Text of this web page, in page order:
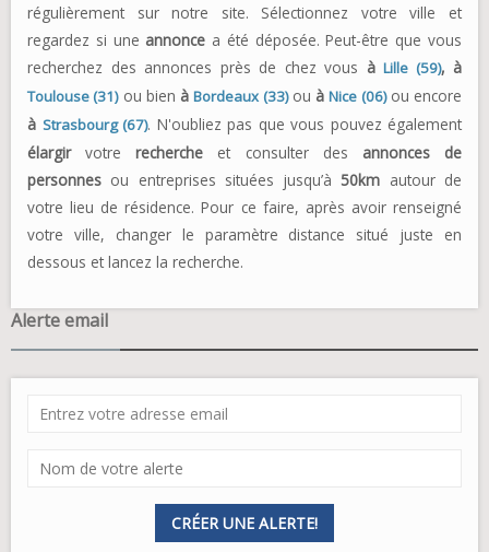
régulièrement sur notre site. Sélectionnez votre ville et
regardez si une annonce a été déposée. Peut-être que vous
recherchez des annonces près de chez vous à Lille (59), à
Toulouse (31)ou bien àBordeaux (33) ou àNice (06)ou encore
à Strasbourg (67). N'oubliez pas que vous pouvez également
élargirvotrerecherche et consulter des annonces de
personnes ou entreprises situées jusqu’à50km autour de
votre lieu de résidence. Pour ce faire, après avoir renseigné
votre ville, changer le paramètre distance situé juste en
dessous et lancez la recherche.
Alerte email
CRÉER UNE ALERTE!